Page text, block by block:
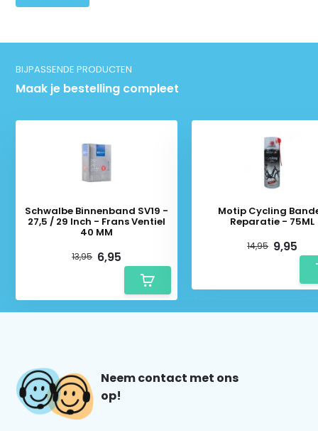
BIJPASSENDE PRODUCTEN
Maak je bestelling compleet
Schwalbe Binnenband SV19 -
27,5 / 29 Inch - Frans Ventiel
40 MM
13,95 6,95
Motip Cycling
Reparatie - 75ML
14,95 9,95
Neem contact met ons
op!